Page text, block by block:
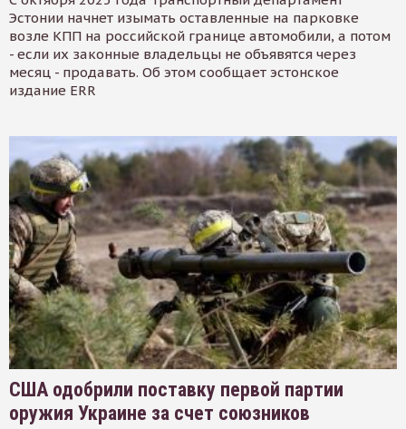
Эстонии начнет изымать оставленные на парковке
возле КПП на российской границе автомобили, а потом
- если их законные владельцы не объявятся через
месяц - продавать. Об этом сообщает эстонское
издание ERR
США одобрили поставку первой партии
оружия Украине за счет союзников